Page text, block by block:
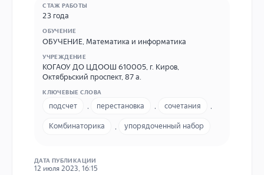
СТАЖ РАБОТЫ
23 года
ОБУЧЕНИЕ
ОБУЧЕНИЕ Математика и информатика
УЧРЕЖДЕНИЕ
КОГАОУ ДО ЦДООШ 610005, г. Киров,
Октябрьский проспект, 87 а.
КЛЮЧЕВЫЕ СЛОВА
подсчет перестановка сочетания
Комбинаторика упорядоченный набор
ДАТА ПУБЛИКАЦИИ
12 июля 2023, 16:15